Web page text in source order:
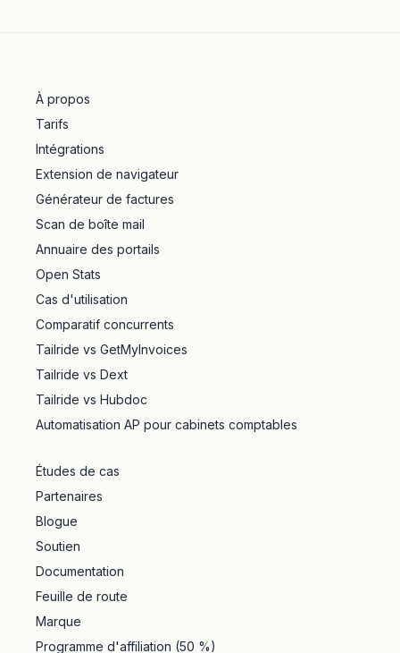
À propos
Tarifs
Intégrations
Extension de navigateur
Générateur de factures
Scan de boîte mail
Annuaire des portails
Open Stats
Cas d'utilisation
Comparatif concurrents
Tailride vs GetMyInvoices
Tailride vs Dext
Tailride vs Hubdoc
Automatisation AP pour cabinets comptables
Études de cas
Partenaires
Blogue
Soutien
Documentation
Feuille de route
Marque
Programme d'affiliation (50 %)